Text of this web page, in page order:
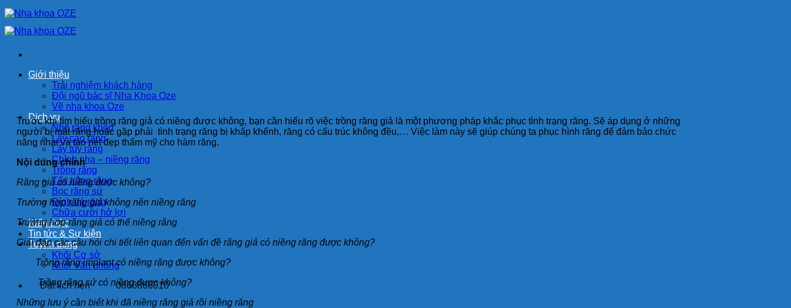
Bỏ
qua
nội
Giới thiệu
Trải nghiệm khách hàng
Đội ngũ bác sĩ Nha Khoa Oze
Về nha khoa Oze
Dịch vụ
Nhổ răng khôn
Lấy cao răng
Lấy tủy răng
Chỉnh nha – niềng răng
Trồng răng
Tẩy trắng răng
Bọc răng sứ
Đính đá răng
Chữa cười hở lợi
Kiến thức
Tin tức & Sự kiện
Tuyển dụng
Khối Cơ sở
Khối Văn phòng
Đặt lịch hẹn
0866866010
Trước khi tìm hiểu trồng răng giả có niềng được không, bạn cần hiểu rõ việc trồng răng giả là một phương pháp khắc phục tình trạng răng. Sẽ áp dụng ở những
người bị mất răng hoặc gặp phải tình trạng răng bị khấp khểnh, răng có cấu trúc không đều,… Việc làm này sẽ giúp chúng ta phục hình răng để đảm bảo chức
năng nhai và tạo nét đẹp thẩm mỹ cho hàm răng.
Nội dung chính
Răng giả có niềng được không?
Trường hợp răng giả không nên niềng răng
Trường hợp răng giả có thể niềng răng
Giải đáp các câu hỏi chi tiết liên quan đến vấn đề răng giả có niềng răng được không?
Trồng răng implant có niềng răng được không?
Trồng răng sứ có niềng được không?
Những lưu ý cần biết khi đã niềng răng giả rồi niềng răng